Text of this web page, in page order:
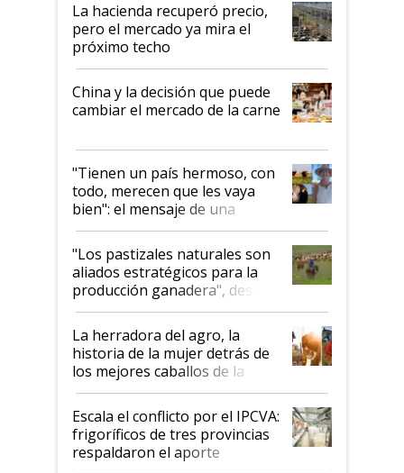
La hacienda recuperó precio,
pero el mercado ya mira el
próximo techo
China y la decisión que puede
cambiar el mercado de la carne
"Tienen un país hermoso, con
todo, merecen que les vaya
bien": el mensaje de una
ganadera uruguaya sobre las
oportunidades que se abren
para el agro en Argentina, con
foco en la carne
"Los pastizales naturales son
aliados estratégicos para la
producción ganadera", destaca
la iniciativa que ya reúne a 46
establecimientos en Argentina
La herradora del agro, la
historia de la mujer detrás de
los mejores caballos de la
Argentina y los mitos que
todavía hacen sufrir a estos
animales: "Mientras me
descalificaban, yo seguí
haciendo currículum"
Escala el conflicto por el IPCVA:
frigoríficos de tres provincias
respaldaron el aporte